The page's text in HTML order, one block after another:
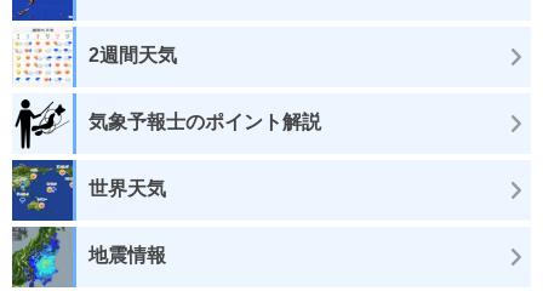
2週間天気
気象予報士のポイント解説
世界天気
地震情報